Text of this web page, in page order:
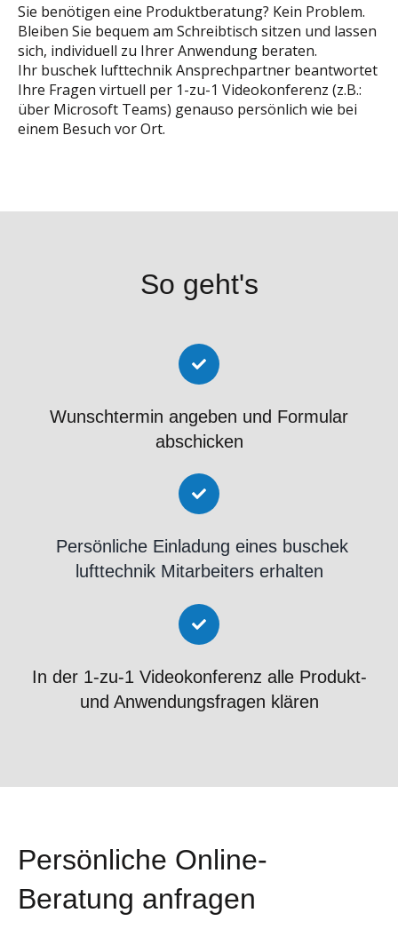
Sie benötigen eine Produktberatung? Kein Problem.
Bleiben Sie bequem am Schreibtisch sitzen und lassen
sich, individuell zu Ihrer Anwendung beraten.
Ihr buschek lufttechnik Ansprechpartner beantwortet
Ihre Fragen virtuell per 1-zu-1 Videokonferenz (z.B.:
über Microsoft Teams) genauso persönlich wie bei
einem Besuch vor Ort.
So geht's
Wunschtermin angeben und Formular
abschicken
Persönliche Einladung eines buschek
lufttechnik Mitarbeiters erhalten
In der 1-zu-1 Videokonferenz alle Produkt-
und Anwendungsfragen klären
Persönliche Online-
Beratung anfragen